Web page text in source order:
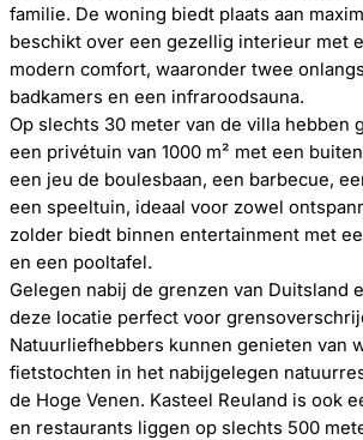
familie. De woning biedt plaats aan
beschikt over een gezellig interieur met
modern comfort, waaronder twee
badkamers en een infraroodsauna.
Op slechts 30 meter van de villa hebben
een privétuin van 1000 m² met een
een jeu de boulesbaan, een barbecue,
een speeltuin, ideaal voor zowel
zolder biedt binnen entertainment met
en een pooltafel.
Gelegen nabij de grenzen van Duitsland
deze locatie perfect voor
Natuurliefhebbers kunnen genieten van
fietstochten in het nabijgelegen
de Hoge Venen. Kasteel Reuland is ook
en restaurants liggen op slechts 500